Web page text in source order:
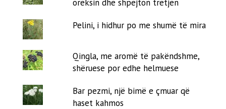
oreksin dhe shpejton tretjen
Pelini, i hidhur po me shumë të mira
Qingla, me aromë të pakëndshme,
shëruese por edhe helmuese
Bar pezmi, një bimë e çmuar që
haset kahmos